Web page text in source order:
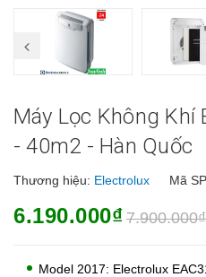
Máy Lọc Không Khí
- 40m2 - Hàn Quốc
Thương hiệu: Electrolux Mã
6.190.000₫ 7.900.000₫
Model 2017: Electrolux